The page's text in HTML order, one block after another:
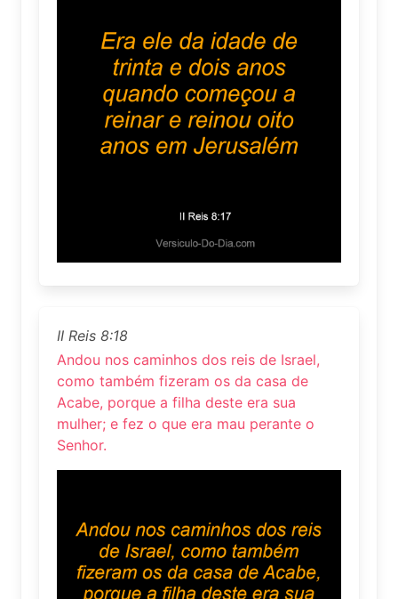
II Reis 8:18
Andou nos caminhos dos reis de Israel,
como também fizeram os da casa de
Acabe, porque a filha deste era sua
mulher; e fez o que era mau perante o
Senhor.